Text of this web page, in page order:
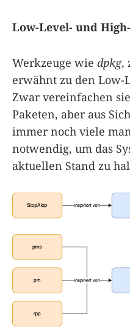
Low-Level- und
Werkzeuge wie dpkg,
erwähnt zu den Low-
Zwar vereinfachen
Paketen, aber aus
immer noch viele
notwendig, um das
aktuellen Stand zu